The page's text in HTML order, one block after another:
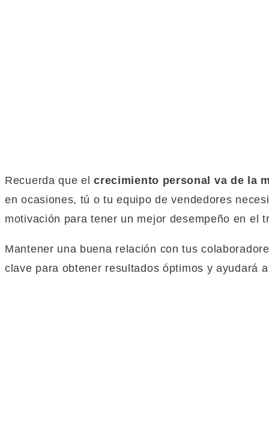
Recuerda que el crecimiento personal va de la
en ocasiones, tú o tu equipo de vendedores
motivación para tener un mejor desempeño en el
Mantener una buena relación con tus
clave para obtener resultados óptimos y ayudará